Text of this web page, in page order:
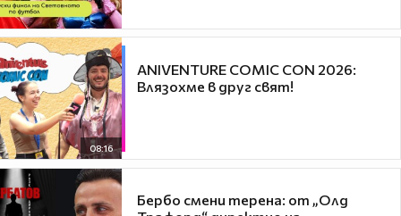
08:16
ANIVENTURE COMIC CON 2026:
Влязохме в друг свят!
Бербо смени терена: от „Олд